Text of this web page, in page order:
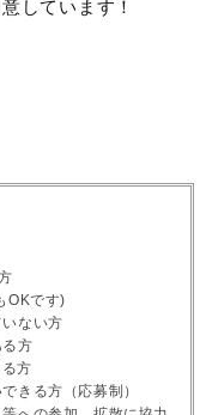
しています！
OKです)
ない方
方
方
きる方（応募制）